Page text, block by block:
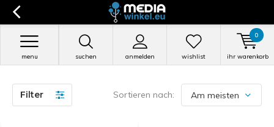
suchen anmelden
menu wishlist ihr warenkorb
0
Filter Sortieren nach: